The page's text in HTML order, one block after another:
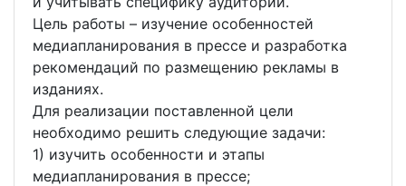
Цель работы – изучение особенностей
медиапланирования в прессе и разработка
рекомендаций по размещению рекламы в
изданиях.
Для реализации поставленной цели
необходимо решить следующие задачи:
1) изучить особенности и этапы
медиапланирования в прессе;